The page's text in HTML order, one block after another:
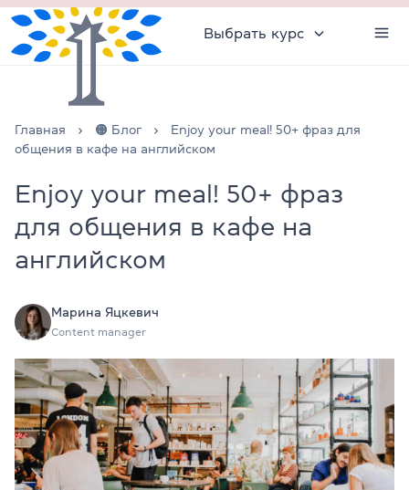
Выбрать курс
Главная 🟠 Блог
Enjoy your meal! 50+ фраз для
общения в кафе на английском
Enjoy your meal! 50+ фраз
для общения в кафе на
английском
Марина Яцкевич
Content manager